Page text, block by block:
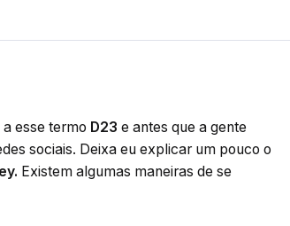
esse termo D23 e antes que a gente
sociais. Deixa eu explicar um pouco o
Existem algumas maneiras de se